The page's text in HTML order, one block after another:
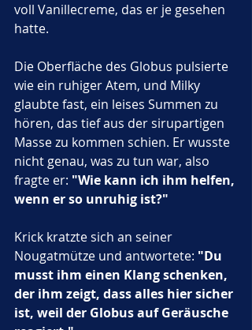
voll Vanillecreme, das er je gesehen
hatte.
Die Oberfläche des Globus pulsierte
wie ein ruhiger Atem, und Milky
glaubte fast, ein leises Summen zu
hören, das tief aus der sirupartigen
Masse zu kommen schien. Er wusste
nicht genau, was zu tun war, also
fragte er: "Wie kann ich ihm helfen,
wenn er so unruhig ist?"
Krick kratzte sich an seiner
Nougatmütze und antwortete: "Du
musst ihm einen Klang schenken,
der ihm zeigt, dass alles hier sicher
ist, weil der Globus auf Geräusche